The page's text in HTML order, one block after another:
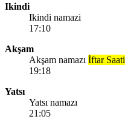
Ikindi
Ikindi namazi
17:10
Akşam
Akşam namazı İftar Saati
19:18
Yatsı
Yatsı namazı
21:05